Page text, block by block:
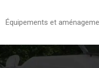
Équipements et